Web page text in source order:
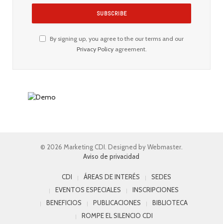
By signing up, you agree to the our terms and our
Privacy Policyagreement.
© 2026 Marketing CDI. Designed by Webmaster.
Aviso de privacidad
CDI ÁREAS DE INTERÉS
SEDES
EVENTOS ESPECIALES
INSCRIPCIONES
BENEFICIOS
PUBLICACIONES
BIBLIOTECA
ROMPE EL SILENCIO CDI